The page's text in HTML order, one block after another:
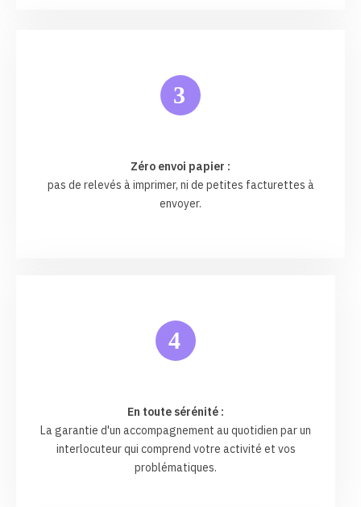
3
Zéro envoi papier :
pas de relevés à imprimer, ni de petites facturettes à
envoyer.
4
En toute sérénité :
La garantie d'un accompagnement au quotidien par un
interlocuteur qui comprend votre activité et vos
problématiques.